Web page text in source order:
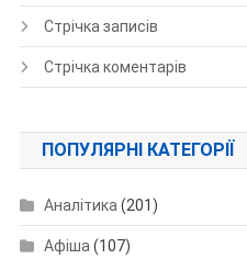
Стрічка записів
Стрічка коментарів
ПОПУЛЯРНІ КАТЕГОРІЇ
Аналітика(201)
Афіша(107)